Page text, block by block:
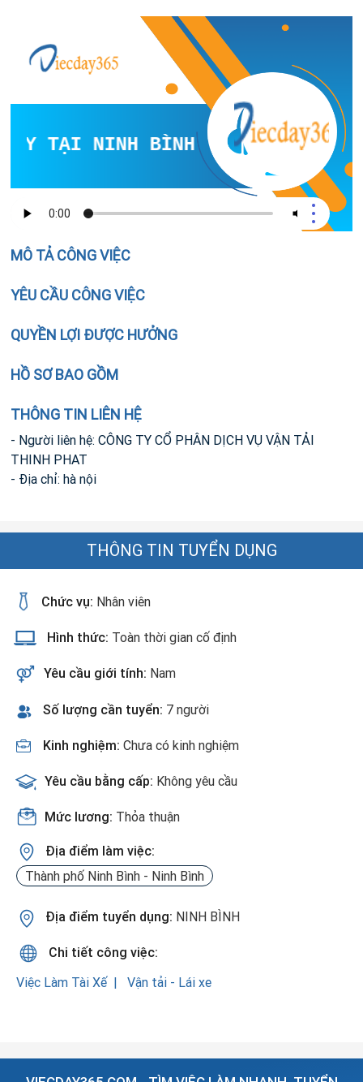
TẠI NINH BÌNH
MÔ TẢ CÔNG VIỆC
YÊU CẦU CÔNG VIỆC
QUYỀN LỢI ĐƯỢC HƯỞNG
HỒ SƠ BAO GỒM
THÔNG TIN LIÊN HỆ
- Người liên hệ: CÔNG TY CỔ PHÂN DỊCH VỤ VẬN TẢI
THINH PHAT
- Địa chỉ: hà nội
THÔNG TIN TUYỂN DỤNG
Chức vụ: Nhân viên
Hình thức: Toàn thời gian cố định
Yêu cầu giới tính: Nam
Số lượng cần tuyển: 7 người
Kinh nghiệm: Chưa có kinh nghiệm
Yêu cầu bằng cấp: Không yêu cầu
Mức lương: Thỏa thuận
Địa điểm làm việc:
Thành phố Ninh Bình - Ninh Bình
Địa điểm tuyển dụng: NINH BÌNH
Chi tiết công việc:
Việc Làm Tài Xế
Vận tải - Lái xe